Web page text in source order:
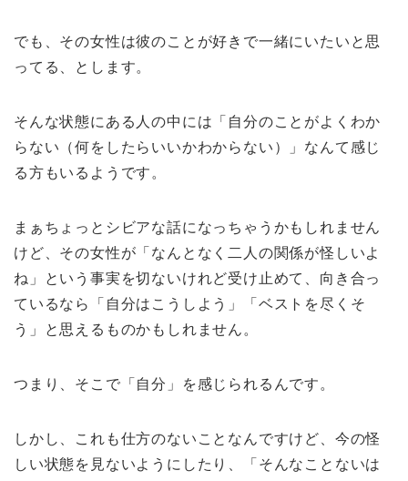
でも、その女性は彼のことが好きで一緒にいたいと思
ってる、とします。
そんな状態にある人の中には「自分のことがよくわか
らない（何をしたらいいかわからない）」なんて感じ
る方もいるようです。
まぁちょっとシビアな話になっちゃうかもしれません
けど、その女性が「なんとなく二人の関係が怪しいよ
ね」という事実を切ないけれど受け止めて、向き合っ
ているなら「自分はこうしよう」「ベストを尽くそ
う」と思えるものかもしれません。
つまり、そこで「自分」を感じられるんです。
しかし、これも仕方のないことなんですけど、今の怪
しい状態を見ないようにしたり、「そんなことないは